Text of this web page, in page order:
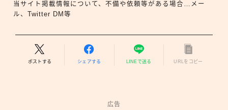
当サイト掲載情報について、不備や依頼等がある場合…メー
ル、Twitter DM等
ポストする シェアする LINEで送る URLをコピー
広告